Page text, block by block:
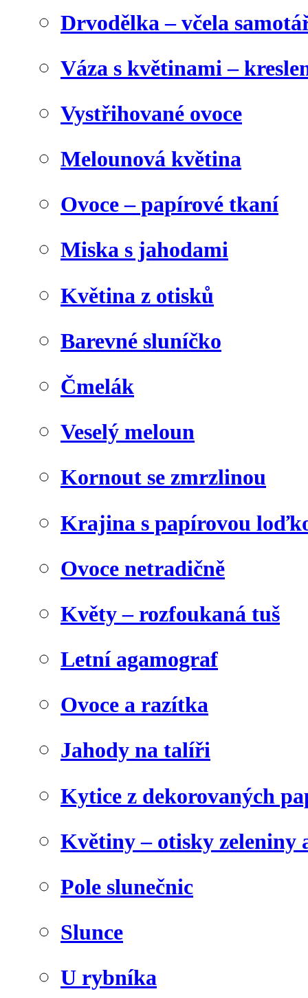
Drvodělka – včela
Váza s květinami –
Vystřihované ovoce
Melounová květina
Ovoce – papírové tkaní
Miska s jahodami
Květina z otisků
Barevné sluníčko
Čmelák
Veselý meloun
Kornout se zmrzlinou
Krajina s papírovou
Ovoce netradičně
Květy – rozfoukaná tuš
Letní agamograf
Ovoce a razítka
Jahody na talíři
Kytice z dekorovaných
Květiny – otisky zeleniny
Pole slunečnic
Slunce
U rybníka